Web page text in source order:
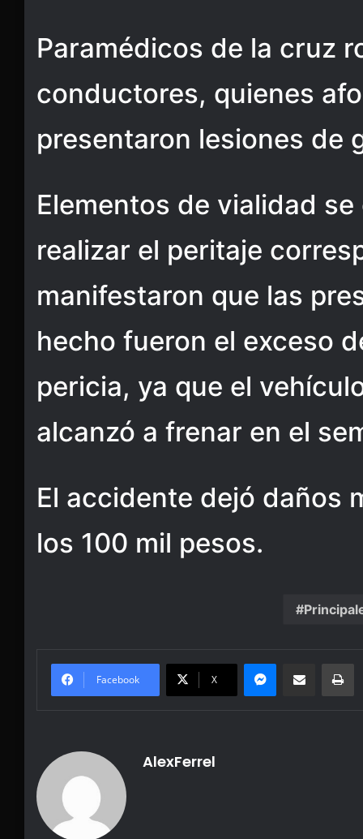
Paramédicos de la cruz
conductores, quienes
presentaron lesiones de
Elementos de vialidad
realizar el peritaje
manifestaron que las
hecho fueron el exceso
pericia, ya que el
alcanzó a frenar en el
El accidente dejó daños
los 100 mil pesos.
Facebook X
Messenger
Share via Email
AlexFerrel